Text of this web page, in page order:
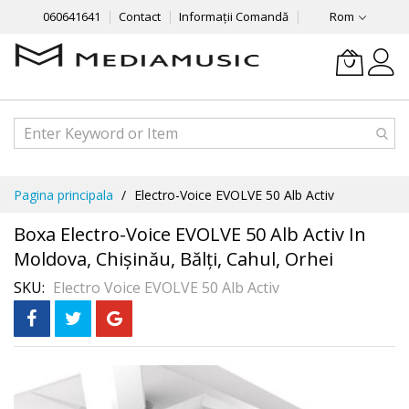
060641641 Contact Informații Comandă Rom
Continut
Pagina principala Electro-Voice EVOLVE 50 Alb Activ
Boxa Electro-Voice EVOLVE 50 Alb Activ In
Moldova, Chișinău, Bălți, Cahul, Orhei
SKU Electro Voice EVOLVE 50 Alb Activ
to